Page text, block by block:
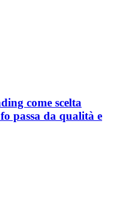
come scelta
passa da qualità e